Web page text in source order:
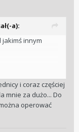
a):
jakimś innym
zegarków. Te
mój chudyi coraz częściej
mnie za dużo... Do
operować